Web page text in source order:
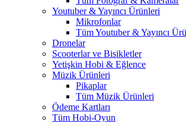
Youtuber & Yayıncı Ürünleri
Mikrofonlar
Tüm Youtuber & Yayıncı
Dronelar
Scooterlar ve Bisikletler
Yetişkin Hobi & Eğlence
Müzik Ürünleri
Pikaplar
Tüm Müzik Ürünleri
Ödeme Kartları
Tüm Hobi-Oyun